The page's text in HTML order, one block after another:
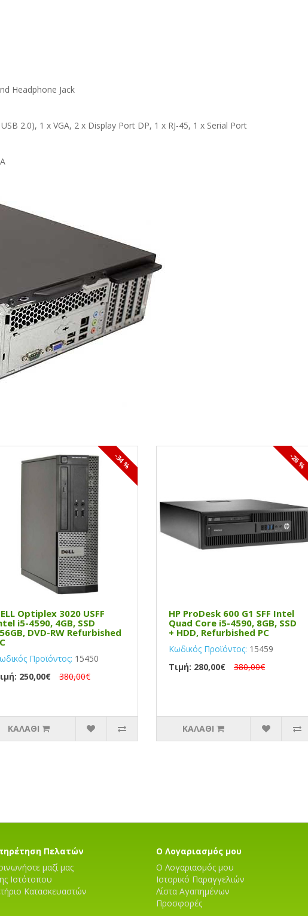
Headphone Jack
2.0), 1 x VGA, 2 x Display Port DP, 1 x RJ-45, 1 x Serial Port
-34 %
Optiplex 3020 USFF
i5-4590, 4GB, SSD
DVD-RW Refurbished
Προϊόντος: 15450
250,00€
380,00€
ΚΑΛΆΘΙ
-26 %
HP ProDesk 600 G1 SFF Intel
Quad Core i5-4590, 8GB, SSD
+ HDD, Refurbished PC
Κωδικός Προϊόντος: 15459
Τιμή: 280,00€
380,00€
ΚΑΛΆΘΙ
Πελατών
μαζί μας
Ιστότοπου
Κατασκευαστών
Ο Λογαριασμός μου
Ο Λογαριασμός μου
Ιστορικό Παραγγελιών
Λίστα Αγαπημένων
Προσφορές